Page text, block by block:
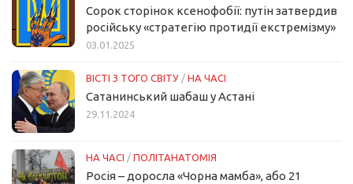
Сорок сторінок ксенофобії: путін затвердив
російську «стратегію протидії екстремізму»
03.01.2025
ВІСТІ З ТОГО СВІТУ / НА ЧАСІ
Сатанинський шабаш у Астані
29.11.2024
НА ЧАСІ / ПОЛІТАНАТОМІЯ
Росія – доросла «Чорна мамба», або 21